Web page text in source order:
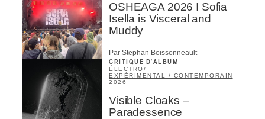
OSHEAGA 2026 I Sofia
Isella is Visceral and
Muddy
Par Stephan Boissonneault
CRITIQUE D'ALBUM
ÉLECTRO/
EXPÉRIMENTAL / CONTEMPORAIN
2026
Visible Cloaks –
Paradessence